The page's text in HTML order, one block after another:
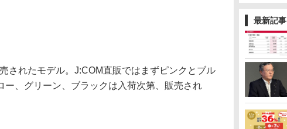
最新記事
されたモデル。J:COM直販ではまずピンクとブル
ー、グリーン、ブラックは入荷次第、販売され